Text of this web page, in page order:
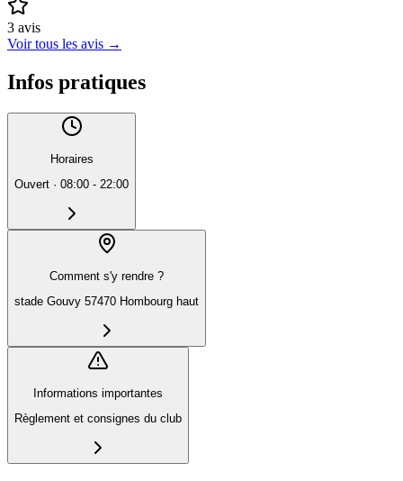
3 avis
Voir tous les avis →
Infos pratiques
Horaires
Ouvert · 08:00 - 22:00
Comment s'y rendre ?
stade Gouvy 57470 Hombourg haut
Informations importantes
Règlement et consignes du club